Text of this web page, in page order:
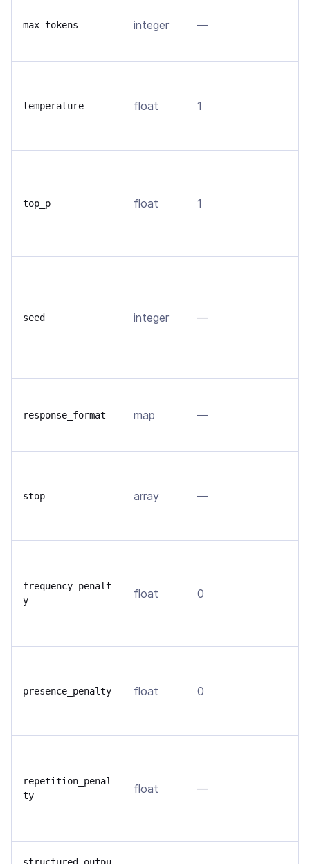
max_tokens integer —
temperature float 1
top_p float 1
seed integer —
response_format map —
stop array —
frequency_penalt
y
float 0
presence_penalty float 0
repetition_penal
ty
float —